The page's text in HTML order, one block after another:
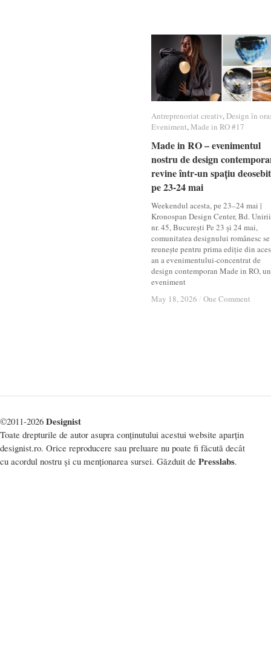
Antreprenoriat creativ,Design în
Eveniment,Made in RO #17
Made in RO – evenimentul
nostru de design
revine într-un spațiu
pe 23-24 mai
Weekendul acesta, pe 23–24 mai |
Kronospan Design Center, Bd. Unirii
nr. 45, București Pe 23 și 24 mai,
comunitatea designului românesc se
reunește pentru prima ediție din
an a evenimentului-concentrat de
design contemporan Made in RO, un
eveniment
May 18, 2026 / One Comment
Antreprenoriat creativ Design în
Eveniment Made in RO #17
Made in RO – evenimentul
nostru de design
revine într-un spațiu
pe 23-24 mai
May 18, 2026 / One Comment
©2011-2026 Designist
Toate drepturile de autor asupra conținutului acestui website aparțin
designist.ro. Orice reproducere sau preluare nu poate fi făcută decât
cu acordul nostru și cu menționarea sursei. Găzduit de Presslabs.